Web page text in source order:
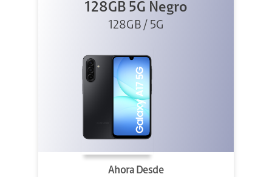
128GB 5G Negro
128GB / 5G
Ahora Desde